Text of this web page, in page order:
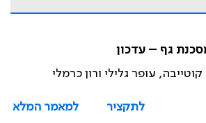
גף – עדכון
עופר גלילי ורון כרמלי
לתקציר
למאמר המלא